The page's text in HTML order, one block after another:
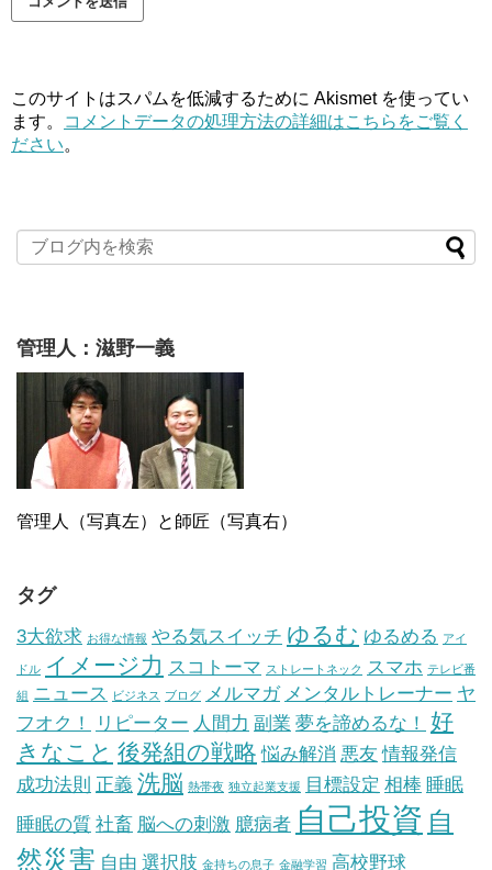
このサイトはスパムを低減するために Akismet を使ってい
ます。
コメントデータの処理方法の詳細はこちらをご覧く
ださい。
管理人：滋野一義
管理人（写真左）と師匠（写真右）
タグ
3大欲求 お得な情報 やる気スイッチ ゆるむ ゆるめる アイ
ドル イメージ力 スコトーマ ストレートネック スマホ テレビ番
組 ニュース ビジネス ブログ メルマガ メンタルトレーナー ヤ
フオク！
リピーター 人間力 副業 夢を諦めるな！ 好
きなこと 後発組の戦略 悩み解消 悪友 情報発信
成功法則 正義 洗脳 熱帯夜 独立起業支援 目標設定 相棒 睡眠
睡眠の質 社畜 脳への刺激 臆病者 自己投資 自
然災害 自由 選択肢 金持ちの息子 金融学習 高校野球